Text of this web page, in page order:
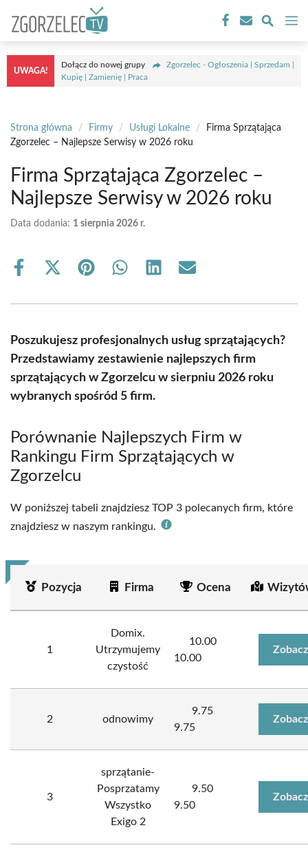
treści
UWAGA!
Dołącz do nowej grupy
Zgorzelec - Ogłoszenia | Sprzedam |
Kupię | Zamienię | Praca
Strona główna / Firmy / Usługi Lokalne /
Firma Sprzątająca
Zgorzelec – Najlepsze Serwisy w 2026 roku
Firma Sprzątająca Zgorzelec –
Najlepsze Serwisy w 2026 roku
Data dodania: 1 sierpnia 2026 r.
Share
Share
(Twitter)
Share Share Share Share
Poszukujesz profesjonalnych usług sprzątających?
Przedstawiamy zestawienie najlepszych firm
sprzątających w Zgorzelcu w sierpniu 2026 roku
wybranych spośród 5 firm.
Porównanie Najlepszych Firm w
Rankingu Firm Sprzątających w
Zgorzelcu
W poniższej tabeli znajdziesz TOP 3 polecanych firm, które
znajdziesz w naszym rankingu.
Pozycja Firma Ocena
1
Domix.
Utrzymujemy
czystość
10.00
10.00
2 odnowimy
9.75
9.75
3
sprzątanie-
Posprzatamy
Wszystko
Exigo 2
9.50
9.50